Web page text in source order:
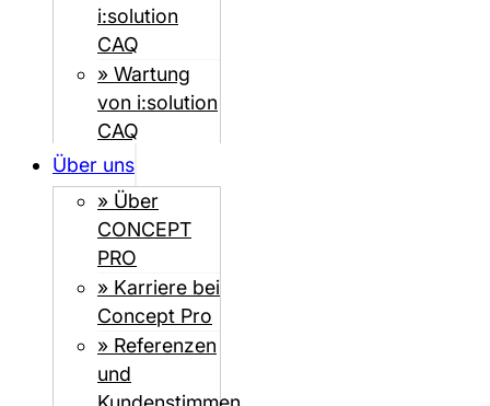
i:solution
CAQ
» Wartung
von i:solution
CAQ
Über uns
» Über
CONCEPT
PRO
» Karriere bei
Concept Pro
» Referenzen
und